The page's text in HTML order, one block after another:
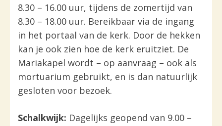
8.30 – 16.00 uur, tijdens de zomertijd van
8.30 – 18.00 uur. Bereikbaar via de ingang
in het portaal van de kerk. Door de hekken
kan je ook zien hoe de kerk eruitziet. De
Mariakapel wordt – op aanvraag – ook als
mortuarium gebruikt, en is dan natuurlijk
gesloten voor bezoek.
Schalkwijk: Dagelijks geopend van 9.00 –